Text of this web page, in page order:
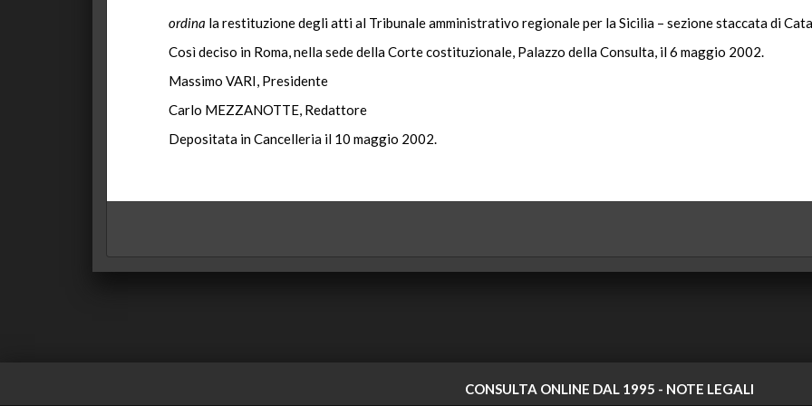
ordina la restituzione degli atti al Tribunale amministrativo regionale per la Sicilia – sezione staccata di
Così deciso in Roma, nella sede della Corte costituzionale, Palazzo della Consulta, il 6 maggio 2002.
Massimo VARI, Presidente
Carlo MEZZANOTTE, Redattore
Depositata in Cancelleria il 10 maggio 2002.
CONSULTA ONLINE DAL 1995 - NOTE LEGALI